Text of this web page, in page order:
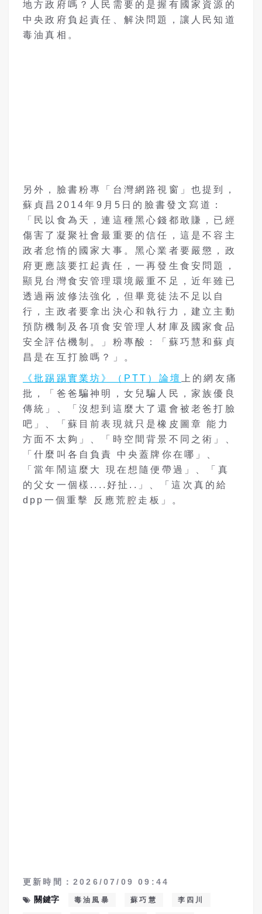
地方政府嗎？人民需要的是握有國家資源的
中央政府負起責任、解決問題，讓人民知道
毒油真相。
另外，臉書粉專「台灣網路視窗」也提到，
蘇貞昌2014年9月5日的臉書發文寫道：
「民以食為天，連這種黑心錢都敢賺，已經
傷害了凝聚社會最重要的信任，這是不容主
政者怠惰的國家大事。黑心業者要嚴懲，政
府更應該要扛起責任，一再發生食安問題，
顯見台灣食安管理環境嚴重不足，近年雖已
透過兩波修法強化，但畢竟徒法不足以自
行，主政者要拿出決心和執行力，建立主動
預防機制及各項食安管理人材庫及國家食品
安全評估機制。」粉專酸：「蘇巧慧和蘇貞
昌是在互打臉嗎？」。
《批踢踢實業坊》（PTT）論壇
上的網友痛
批，「爸爸騙神明，女兒騙人民，家族優良
傳統」、「沒想到這麼大了還會被老爸打臉
吧」、「蘇目前表現就只是橡皮圖章 能力
方面不太夠」、「時空間背景不同之術」、
「什麼叫各自負責 中央蓋牌你在哪」、
「當年鬧這麼大 現在想隨便帶過」、「真
的父女一個樣....好扯..」、「這次真的給
dpp一個重擊 反應荒腔走板」。
更新時間：2026/07/09 09:44
關鍵字
毒油風暴 蘇巧慧 李四川